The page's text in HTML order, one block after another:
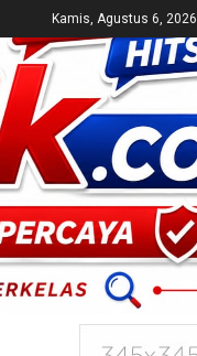
Kamis, Agustus 6, 2026
UMUM E-KORAN